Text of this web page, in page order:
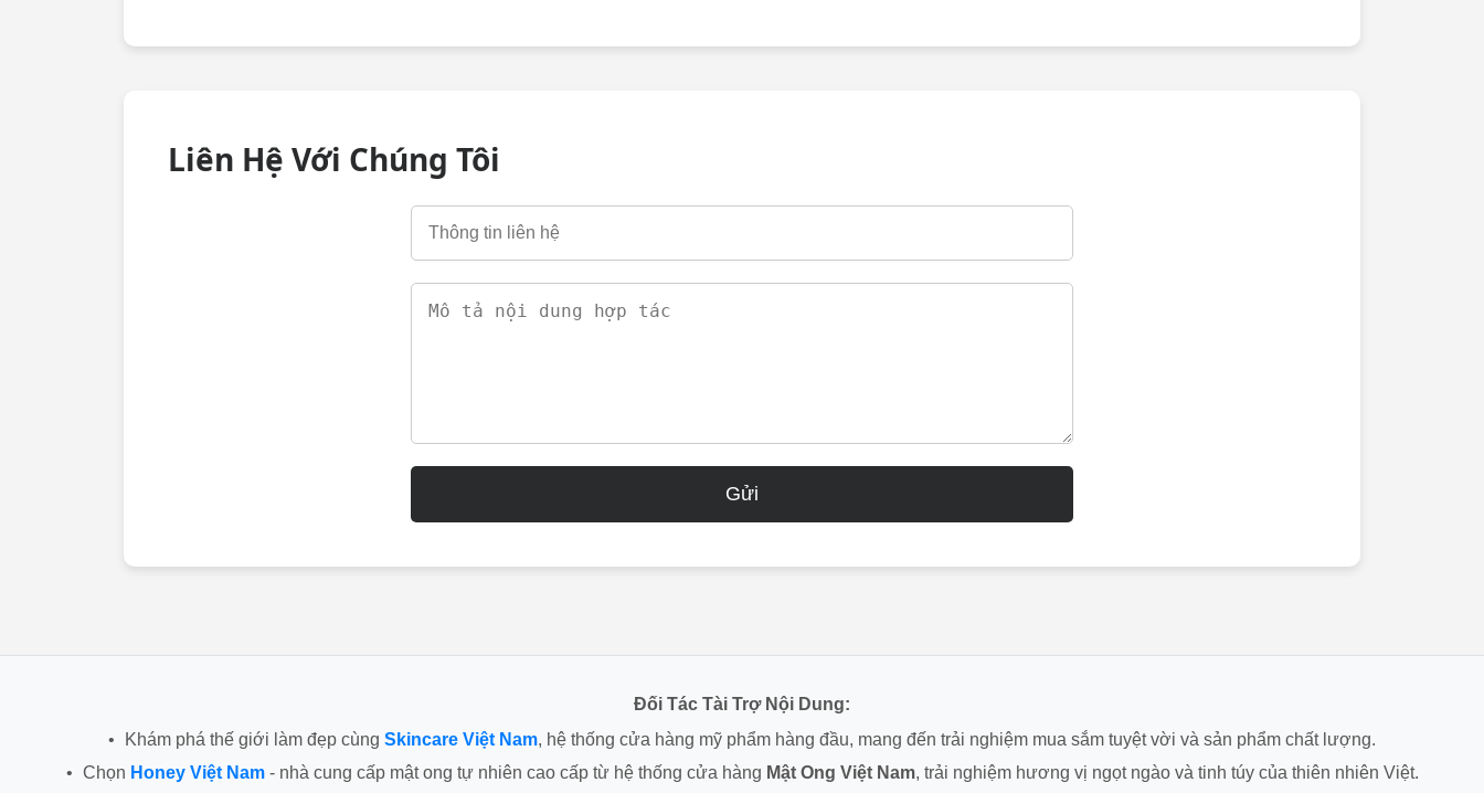
Liên Hệ Với Chúng Tôi
Gửi
Đối Tác Tài Trợ Nội Dung:
•
Khám phá thế giới làm đẹp cùng Skincare Việt Nam, hệ thống cửa hàng mỹ phẩm hàng đầu, mang đến trải nghiệm mua sắm tuyệt vời và sản phẩm chất lượng.
• Chọn Honey Việt Nam- nhà cung cấp mật ong tự nhiên cao cấp từ hệ thống cửa hàng Mật Ong Việt Nam, trải nghiệm hương vị ngọt ngào và tinh túy của thiên nhiên Việt.